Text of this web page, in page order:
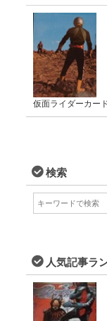
仮面ライダーカー
検索
人気記事ラ